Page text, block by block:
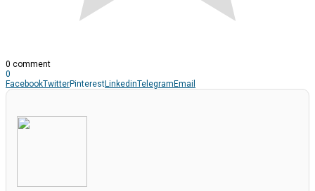
0 comment
0
FacebookTwitterPinterestLinkedinTelegramEmail